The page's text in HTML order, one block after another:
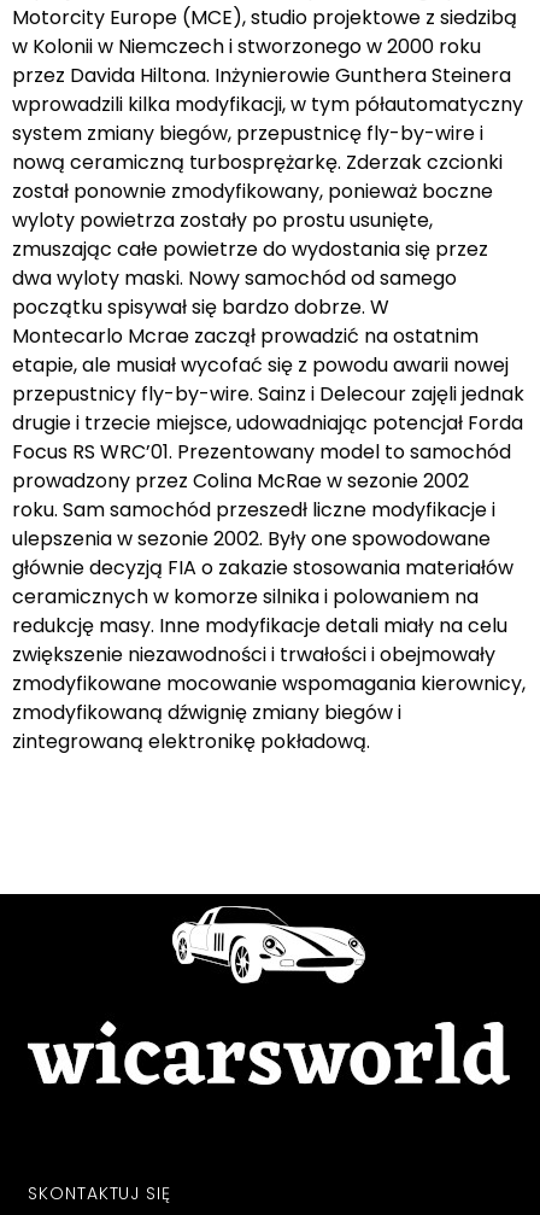
Motorcity Europe (MCE), studio projektowe z siedzibą
w Kolonii w Niemczech i stworzonego w 2000 roku
przez Davida Hiltona. Inżynierowie Gunthera Steinera
wprowadzili kilka modyfikacji, w tym półautomatyczny
system zmiany biegów, przepustnicę fly-by-wire i
nową ceramiczną turbosprężarkę. Zderzak czcionki
został ponownie zmodyfikowany, ponieważ boczne
wyloty powietrza zostały po prostu usunięte,
zmuszając całe powietrze do wydostania się przez
dwa wyloty maski. Nowy samochód od samego
początku spisywał się bardzo dobrze. W
Montecarlo Mcrae zaczął prowadzić na ostatnim
etapie, ale musiał wycofać się z powodu awarii nowej
przepustnicy fly-by-wire. Sainz i Delecour zajęli jednak
drugie i trzecie miejsce, udowadniając potencjał Forda
Focus RS WRC’01. Prezentowany model to samochód
prowadzony przez Colina McRae w sezonie 2002
roku. Sam samochód przeszedł liczne modyfikacje i
ulepszenia w sezonie 2002. Były one spowodowane
głównie decyzją FIA o zakazie stosowania materiałów
ceramicznych w komorze silnika i polowaniem na
redukcję masy. Inne modyfikacje detali miały na celu
zwiększenie niezawodności i trwałości i obejmowały
zmodyfikowane mocowanie wspomagania kierownicy,
zmodyfikowaną dźwignię zmiany biegów i
zintegrowaną elektronikę pokładową.
SKONTAKTUJ SIĘ